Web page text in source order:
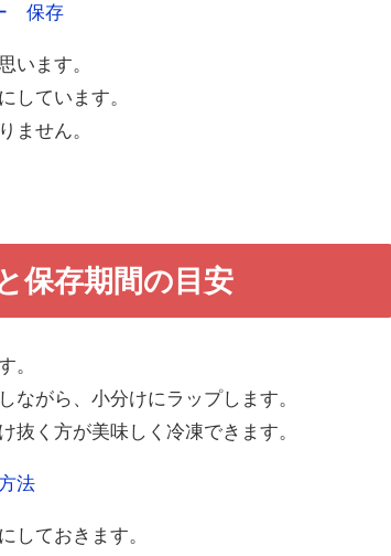
います。
しています。
ません。
保存期間の目安
。
ながら、小分けにラップします。
抜く方が美味しく冷凍できます。
しておきます。